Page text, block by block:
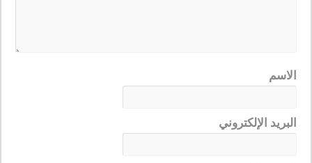
الاسم
البريد الإلكتروني